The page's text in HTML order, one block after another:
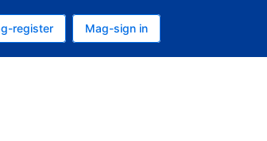
mo
register Mag-sign in